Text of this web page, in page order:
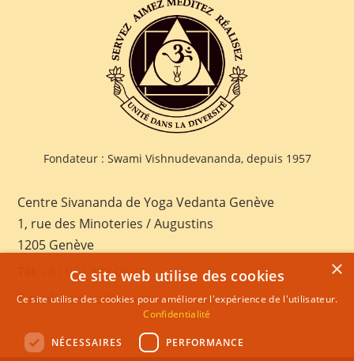
Fondateur : Swami Vishnudevananda, depuis 1957
Centre Sivananda de Yoga Vedanta Genève
1, rue des Minoteries / Augustins
1205 Genève
+41 022 328 03 28
E-mail:geneva@sivananda.net
×
Ce site web utilise des cookies
Ce site utilise des cookies pour améliorer l'expérience de l'utilisateur.
Confidentialité
NÉCESSAIRES PERFORMANCE